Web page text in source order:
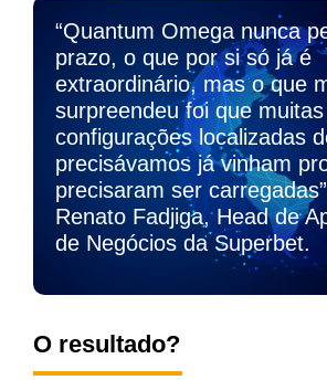
“Quantum Omega nunca
prazo, o que por si só já é
extraordinário, mas o que
surpreendeu foi que
configurações localizadas
precisávamos já vinham
precisaram ser
Renato Fadjiga, Head de
de Negócios da Superbet.
O resultado?